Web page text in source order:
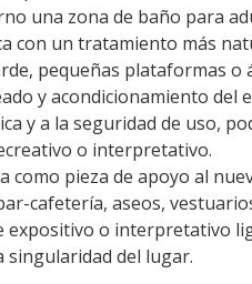
una zona de baño para
con un tratamiento más
pequeñas plataformas o
y acondicionamiento
y a la seguridad de uso,
o interpretativo.
pieza de apoyo al
cafetería, aseos,
o interpretativo
del lugar.